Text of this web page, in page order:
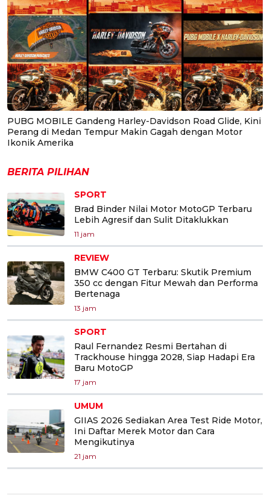
PUBG MOBILE Gandeng Harley-Davidson Road Glide, Kini
Perang di Medan Tempur Makin Gagah dengan Motor
Ikonik Amerika
BERITA PILIHAN
SPORT
Brad Binder Nilai Motor MotoGP Terbaru
Lebih Agresif dan Sulit Ditaklukkan
11 jam
REVIEW
BMW C400 GT Terbaru: Skutik Premium
350 cc dengan Fitur Mewah dan Performa
Bertenaga
13 jam
SPORT
Raul Fernandez Resmi Bertahan di
Trackhouse hingga 2028, Siap Hadapi Era
Baru MotoGP
17 jam
UMUM
GIIAS 2026 Sediakan Area Test Ride Motor,
Ini Daftar Merek Motor dan Cara
Mengikutinya
21 jam